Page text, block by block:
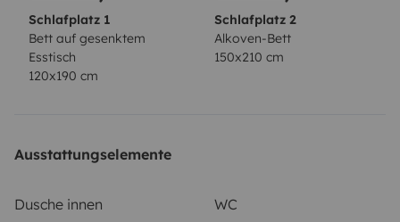
mais seront facturés au retour et payés directement au
propriétaire)
Schlafplatz 1
Bett auf gesenktem
Esstisch
120x190 cm
Schlafplatz 2
Alkoven-Bett
150x210 cm
Ausstattungselemente
Dusche innen
WC